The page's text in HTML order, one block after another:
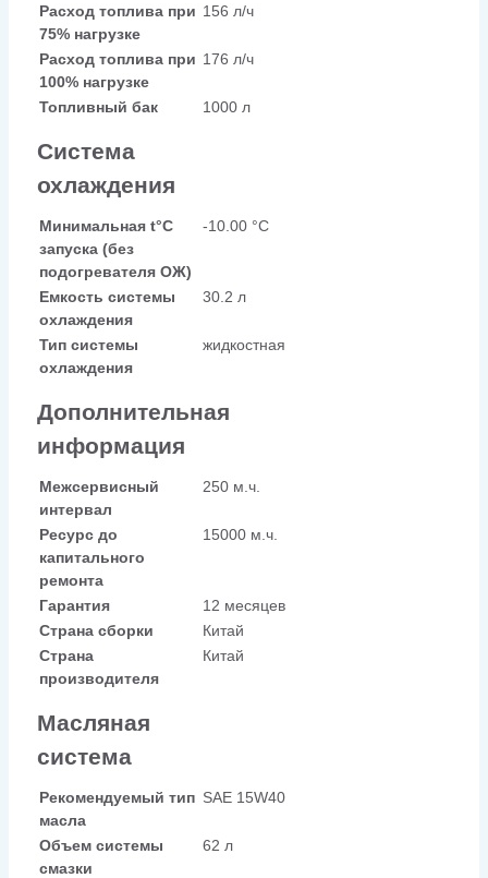
Расход топлива при
75% нагрузке
156 л/ч
Расход топлива при
100% нагрузке
176 л/ч
Топливный бак 1000 л
Система
охлаждения
Минимальная t°С
запуска (без
подогревателя ОЖ)
-10.00 °С
Емкость системы
охлаждения
30.2 л
Тип системы
охлаждения
жидкостная
Дополнительная
информация
Межсервисный
интервал
250 м.ч.
Ресурс до
капитального
ремонта
15000 м.ч.
Гарантия
12 месяцев
Страна сборки
Китай
Страна
производителя
Китай
Масляная
система
Рекомендуемый тип
масла
SAE 15W40
Объем системы
смазки
62 л